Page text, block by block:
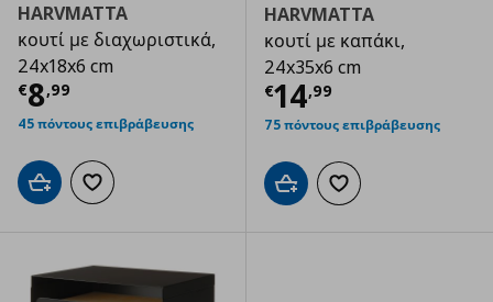
HARVMATTA
κουτί με διαχωριστικά,
24x18x6 cm
€8,99
Τρέχουσα τιμή € 8,99
45 πόντους επιβράβευσης
Προσθήκη στο καλάθι
Προσθήκη στα αγαπημένα
HARVMATTA
κουτί με καπάκι,
24x35x6 cm
€14,99
Τρέχουσα
75 πόντους επιβράβευσης
Προσθήκη στο καλάθι
Προσθήκη στα